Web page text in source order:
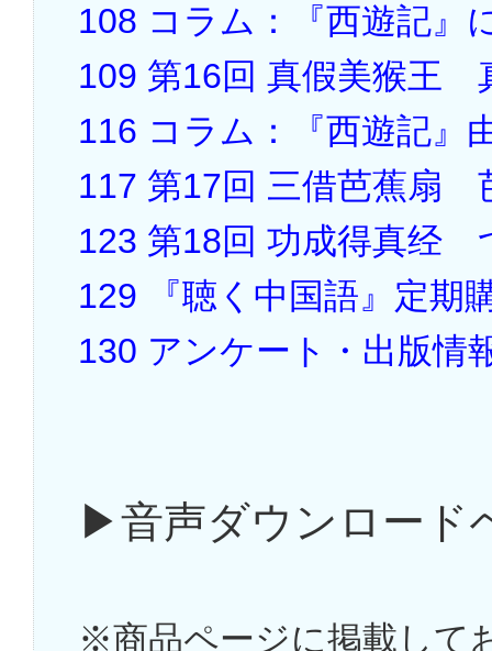
108 コラム：『西遊記』
109 第16回 真假美猴王
116 コラム：『西遊記』
117 第17回 三借芭蕉扇
123 第18回 功成得真经
129 『聴く中国語』定期
130 アンケート・出版情
▶音声ダウンロード
※商品ページに掲載して